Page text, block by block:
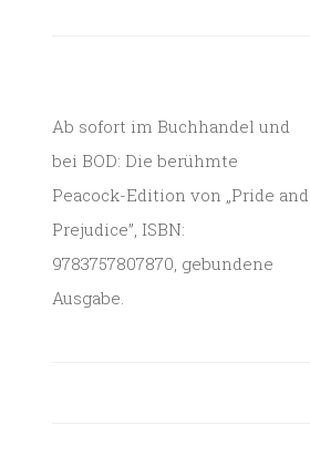
Ab sofort im Buchhandel und
bei BOD: Die berühmte
Peacock-Edition von „Pride and
Prejudice”, ISBN:
9783757807870, gebundene
Ausgabe.